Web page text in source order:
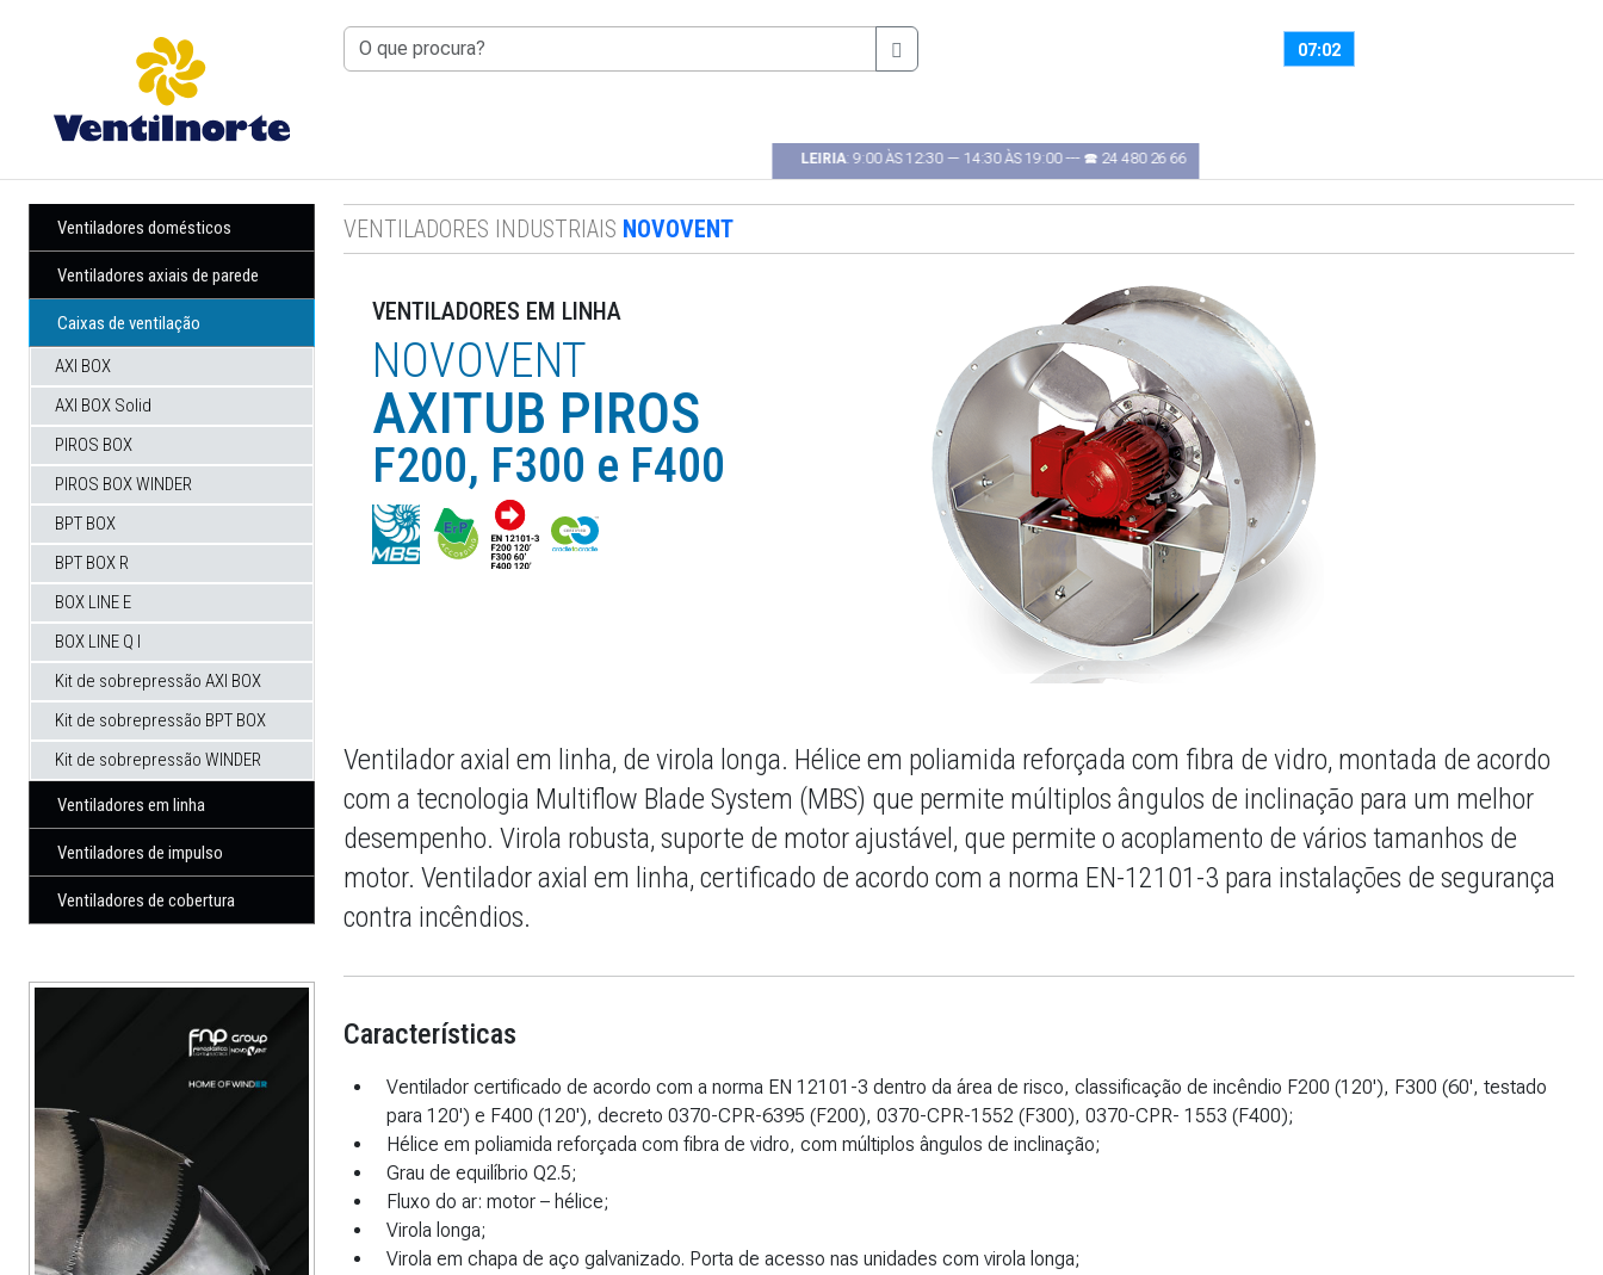
07:02
LEIRIA: 9:00 ÀS 12:30 — 14:30 ÀS 19:00 --- 🕿 24 480 26 66
Ventiladores domésticos
Ventiladores axiais de parede
Caixas de ventilação
AXI BOX
AXI BOX Solid
PIROS BOX
PIROS BOX WINDER
BPT BOX
BPT BOX R
BOX LINE E
BOX LINE Q I
Kit de sobrepressão AXI BOX
Kit de sobrepressão BPT BOX
Kit de sobrepressão WINDER
Ventiladores em linha
Ventiladores de impulso
Ventiladores de cobertura
VENTILADORES INDUSTRIAIS NOVOVENT
VENTILADORES EM LINHA
NOVOVENT
AXITUB PIROS
F200, F300 e F400
Ventilador axial em linha, de virola longa. Hélice em poliamida reforçada com fibra de vidro, montada de acordo
com a tecnologia Multiflow Blade System (MBS) que permite múltiplos ângulos de inclinação para um melhor
desempenho. Virola robusta, suporte de motor ajustável, que permite o acoplamento de vários tamanhos de
motor. Ventilador axial em linha, certificado de acordo com a norma EN-12101-3 para instalações de segurança
contra incêndios.
Características
Ventilador certificado de acordo com a norma EN 12101-3 dentro da área de risco, classificação de incêndio F200 (120'), F300 (60', testado
para 120') e F400 (120'), decreto 0370-CPR-6395 (F200), 0370-CPR-1552 (F300), 0370-CPR- 1553 (F400);
Hélice em poliamida reforçada com fibra de vidro, com múltiplos ângulos de inclinação;
Grau de equilíbrio Q2.5;
Fluxo do ar: motor – hélice;
Virola longa;
Virola em chapa de aço galvanizado. Porta de acesso nas unidades com virola longa;